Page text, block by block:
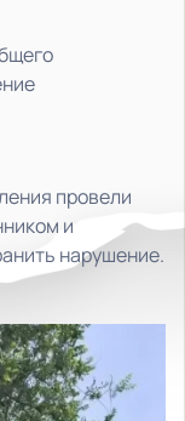
провели
и
нарушение.